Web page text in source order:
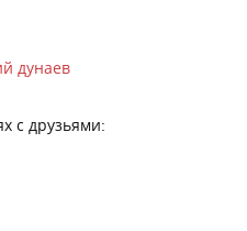
дунаев
с друзьями: